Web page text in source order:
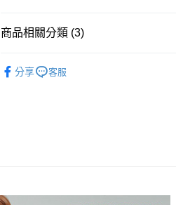
每筆NT$60，滿NT$1,000(含以上)免運費
每筆NT$60，滿NT$1,000(含以上)免運費
商品相關分類 (3)
分享 客服